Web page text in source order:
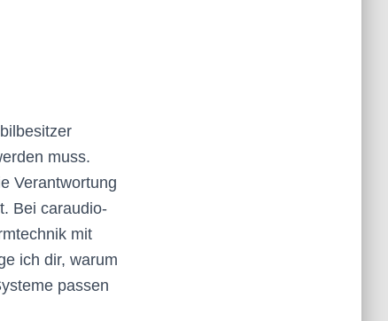
muss.
Verantwortung
Bei caraudio-
mit
ich dir, warum
passen